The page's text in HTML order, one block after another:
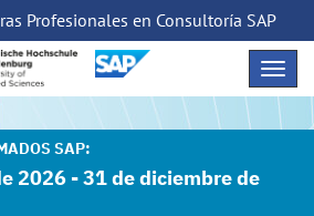
Skip
Links
2026 - 31 de diciembre de